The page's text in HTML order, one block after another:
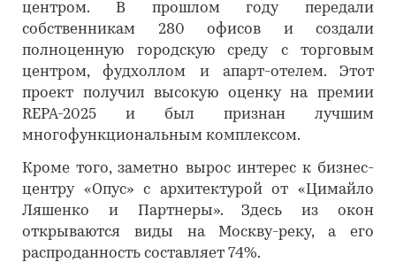
центром. В прошлом году передали
собственникам 280 офисов и создали
полноценную городскую среду с торговым
центром, фудхоллом и апарт-отелем. Этот
проект получил высокую оценку на премии
REPA-2025 и был признан лучшим
многофункциональным комплексом.
Кроме того, заметно вырос интерес к бизнес-
центру «Опус» с архитектурой от «Цимайло
Ляшенко и Партнеры». Здесь из окон
открываются виды на Москву-реку, а его
распроданность составляет 74%.